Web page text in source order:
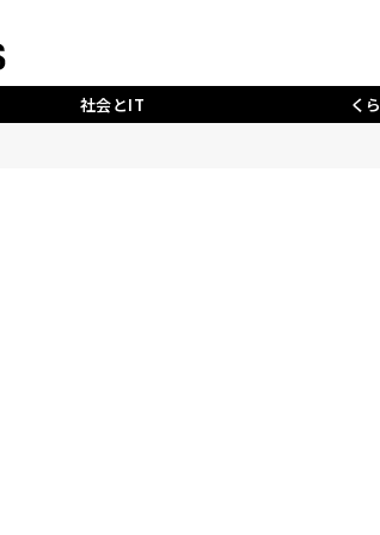
社会とIT く